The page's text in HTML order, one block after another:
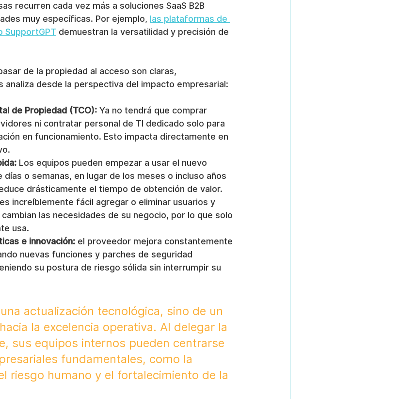
recurren cada vez más a soluciones SaaS B2B
muy específicas. Por ejemplo, las plataformas de
SupportGPT demuestran la versatilidad y precisión de
de la propiedad al acceso son claras,
analiza desde la perspectiva del impacto empresarial:
de Propiedad (TCO): Ya no tendrá que comprar
ni contratar personal de TI dedicado solo para
en funcionamiento. Esto impacta directamente en
Los equipos pueden empezar a usar el nuevo
o semanas, en lugar de los meses o incluso años
drásticamente el tiempo de obtención de valor.
es increíblemente fácil agregar o eliminar usuarios y
las necesidades de su negocio, por lo que solo
usa.
e innovación: el proveedor mejora constantemente
nuevas funciones y parches de seguridad
su postura de riesgo sólida sin interrumpir su
actualización tecnológica, sino de un
la excelencia operativa. Al delegar la
sus equipos internos pueden centrarse
fundamentales, como la
riesgo humano y el fortalecimiento de la